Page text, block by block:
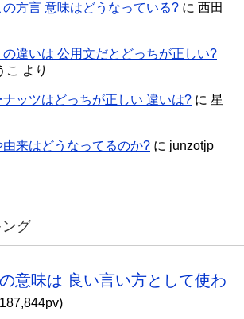
の方言 意味はどうなっている? に 西田
違いは 公用文だとどっちが正しい?
こ より
ナッツはどっちが正しい 違いは? に 星
来はどうなってるのか? に junzotjp
グ
意味は 良い言い方として使わ